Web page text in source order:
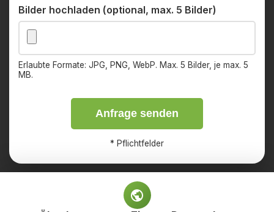
Bilder hochladen (optional, max. 5 Bilder)
Erlaubte Formate: JPG, PNG, WebP. Max. 5 Bilder, je max. 5
MB.
Anfrage senden
* Pflichtfelder